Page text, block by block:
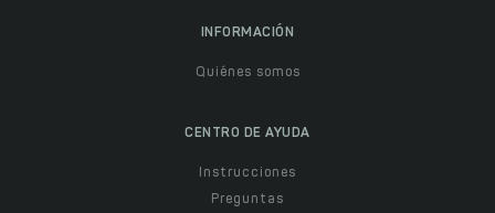
INFORMACIÓN
Quiénes somos
CENTRO DE AYUDA
Instrucciones
Preguntas